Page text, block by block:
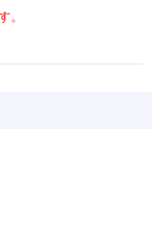
。